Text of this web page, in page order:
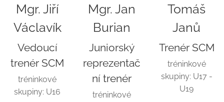
Mgr. Jiří
Václavík
Vedoucí
trenér SCM
tréninkové
skupiny: U16
Mgr. Jan
Burian
Juniorský
reprezentač
ní trenér
tréninkové
Tomáš
Janů
Trenér SCM
tréninkové
skupiny: U17 -
U19